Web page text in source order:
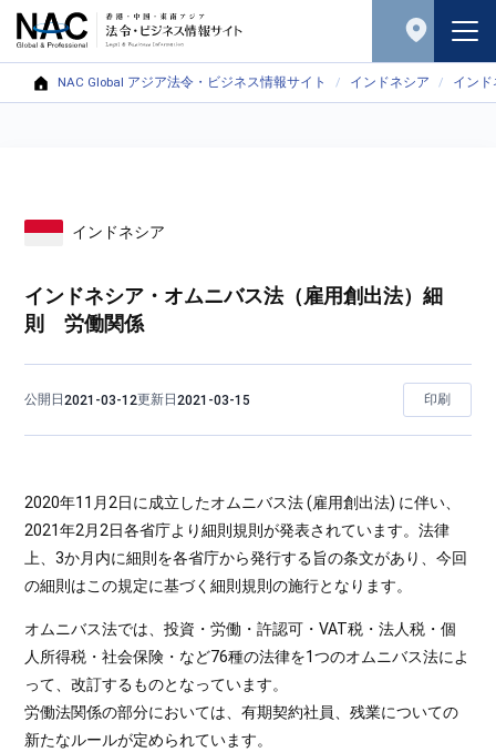
NAC Global アジア法令・ビジネス情報サイト インドネシア イン
インドネシア
インドネシア・オムニバス法（雇用創出法）細
則 労働関係
公開日2021-03-12更新日2021-03-15 印刷
2020年11月2日に成立したオムニバス法 (雇用創出法) に伴い、
2021年2月2日各省庁より細則規則が発表されています。法律
上、3か月内に細則を各省庁から発行する旨の条文があり、今回
の細則はこの規定に基づく細則規則の施行となります。
オムニバス法では、投資・労働・許認可・VAT税・法人税・個
人所得税・社会保険・など76種の法律を1つのオムニバス法によ
って、改訂するものとなっています。
労働法関係の部分においては、有期契約社員、残業についての
新たなルールが定められています。